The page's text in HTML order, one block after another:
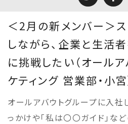
＜2月の新メンバー＞
しながら、企業と生活
に挑戦したい（オール
ケティング 営業部・小宮
オールアバウトグループに入社
っかけや「私は〇〇ガイド」な